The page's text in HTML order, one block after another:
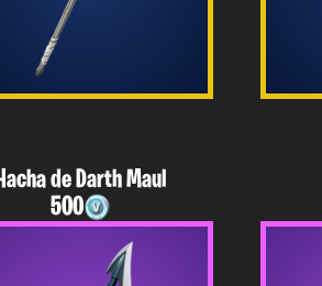
de Darth Maul
500